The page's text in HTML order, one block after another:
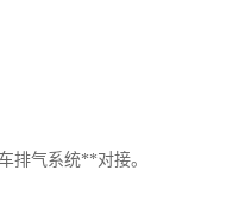
排气系统**对接。